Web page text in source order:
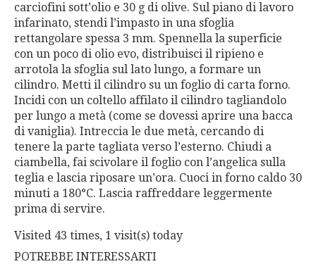
carciofini sott’olio e 30 g di olive. Sul piano di lavoro
infarinato, stendi l’impasto in una sfoglia
rettangolare spessa 3 mm. Spennella la superficie
con un poco di olio evo, distribuisci il ripieno e
arrotola la sfoglia sul lato lungo, a formare un
cilindro. Metti il cilindro su un foglio di carta forno.
Incidi con un coltello affilato il cilindro tagliandolo
per lungo a metà (come se dovessi aprire una bacca
di vaniglia). Intreccia le due metà, cercando di
tenere la parte tagliata verso l’esterno. Chiudi a
ciambella, fai scivolare il foglio con l’angelica sulla
teglia e lascia riposare un’ora. Cuoci in forno caldo 30
minuti a 180°C. Lascia raffreddare leggermente
prima di servire.
Visited 43 times, 1 visit(s) today
POTREBBE INTERESSARTI